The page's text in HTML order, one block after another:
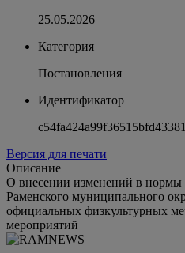
25.05.2026
Категория
Постановления
Идентификатор
Версия для печати
Описание
О внесении изменений в нормы
Раменского муниципального
официальных физкультурных
мероприятий